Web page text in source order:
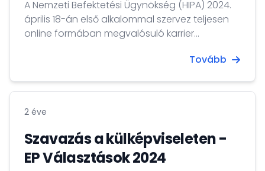
A Nemzeti Befektetési Ügynökség (HIPA) 2024.
április 18-án első alkalommal szervez teljesen
online formában megvalósuló karrier
hogy a résztvevők számára bemutassuk a
megjelenő cégeken keresztül a különböző
érdeklődőknek.
Tovább
2 éve
Szavazás a külképviseleten -
EP Választások 2024